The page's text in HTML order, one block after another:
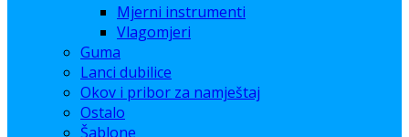
Mjerni instrumenti
Vlagomjeri
Guma
Lanci dubilice
Okov i pribor za namještaj
Ostalo
Šablone